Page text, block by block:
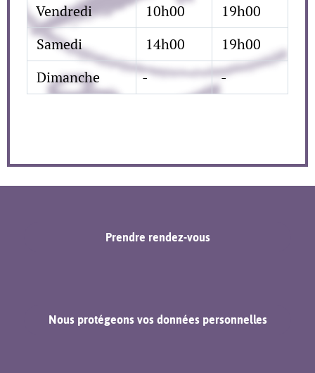
Vendredi
10h00
19h00
Samedi
14h00
19h00
Dimanche
- -
Prendre rendez-vous
Nous protégeons vos données personnelles